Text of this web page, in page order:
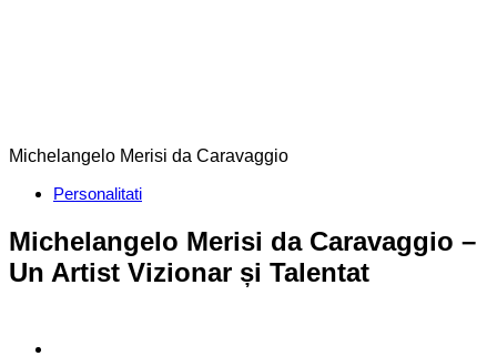
Michelangelo Merisi da Caravaggio
CategoriesPersonalitati
Michelangelo Merisi da Caravaggio –
Un Artist Vizionar și Talentat